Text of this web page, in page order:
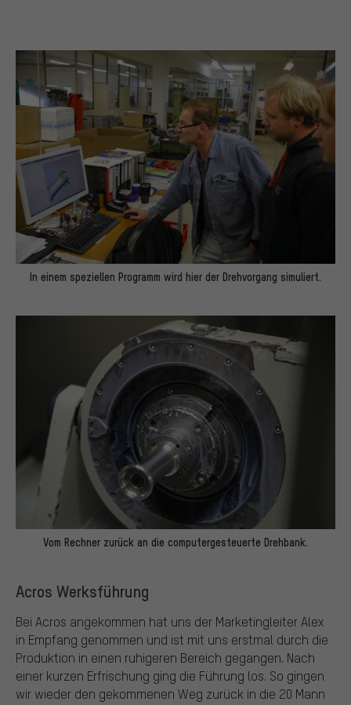
In einem speziellen Programm wird hier der Drehvorgang simuliert.
Vom Rechner zurück an die computergesteuerte Drehbank.
Acros Werksführung
Bei Acros angekommen hat uns der Marketingleiter Alex
in Empfang genommen und ist mit uns erstmal durch die
Produktion in einen ruhigeren Bereich gegangen. Nach
einer kurzen Erfrischung ging die Führung los. So gingen
wir wieder den gekommenen Weg zurück in die 20 Mann